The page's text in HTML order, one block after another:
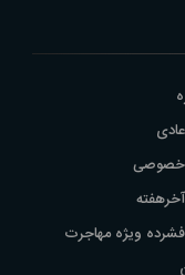
خصوصی
ویژه مهاجرت